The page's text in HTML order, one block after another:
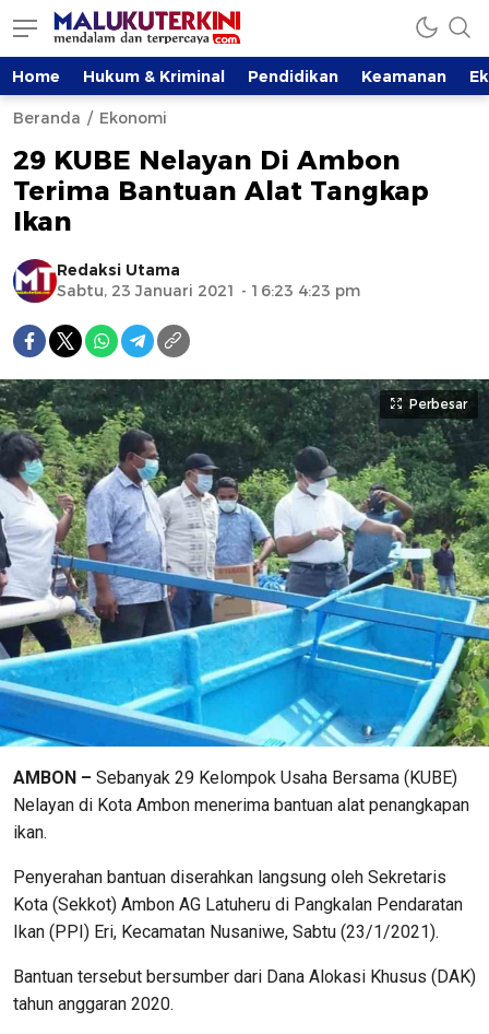
Home Hukum & Kriminal Pendidikan Keamanan
Beranda Ekonomi
29 KUBE Nelayan Di Ambon
Terima Bantuan Alat Tangkap
Ikan
Redaksi Utama
Sabtu, 23 Januari 2021 - 16:23 4:23 pm
Perbesar
AMBON – Sebanyak 29 Kelompok Usaha Bersama (KUBE)
Nelayan di Kota Ambon menerima bantuan alat penangkapan
ikan.
Penyerahan bantuan diserahkan langsung oleh Sekretaris
Kota (Sekkot) Ambon AG Latuheru di Pangkalan Pendaratan
Ikan (PPI) Eri, Kecamatan Nusaniwe, Sabtu (23/1/2021).
Bantuan tersebut bersumber dari Dana Alokasi Khusus (DAK)
tahun anggaran 2020.